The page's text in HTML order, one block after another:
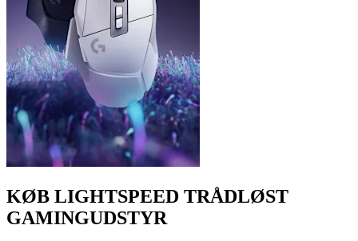
KØB LIGHTSPEED TRÅDLØST
GAMINGUDSTYR